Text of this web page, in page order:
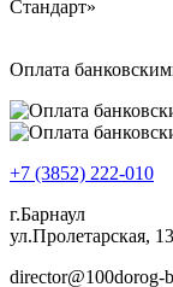
Оплата
+7 (3852) 222-010
г.Барнаул
ул.Пролетарская,
director@100dorog-